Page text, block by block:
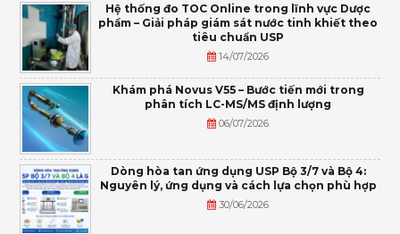
Hệ thống đo TOC Online trong lĩnh vực Dược
phẩm – Giải pháp giám sát nước tinh khiết theo
tiêu chuẩn USP
14/07/2026
Khám phá Novus V55 – Bước tiến mới trong
phân tích LC-MS/MS định lượng
06/07/2026
Dòng hòa tan ứng dụng USP Bộ 3/7 và Bộ 4:
Nguyên lý, ứng dụng và cách lựa chọn phù hợp
30/06/2026